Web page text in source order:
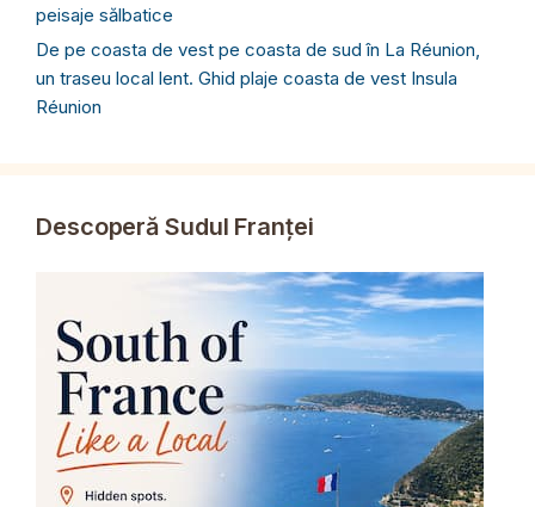
peisaje sălbatice
De pe coasta de vest pe coasta de sud în La Réunion,
un traseu local lent. Ghid plaje coasta de vest Insula
Réunion
Descoperă Sudul Franței